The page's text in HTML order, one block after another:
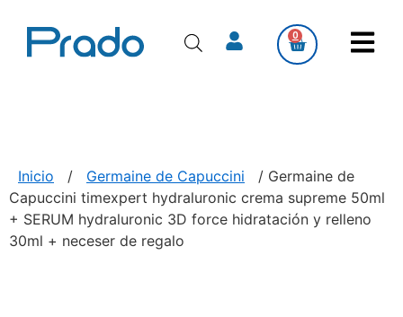
0
Inicio / Germaine de Capuccini
/ Germaine de
Capuccini timexpert hydraluronic crema supreme 50ml
+ SERUM hydraluronic 3D force hidratación y relleno
30ml + neceser de regalo